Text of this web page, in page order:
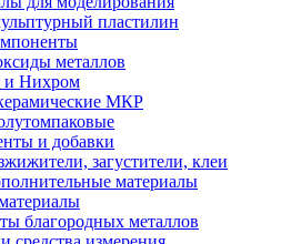
пластилин
металлов
и Нихром
МКР
и добавки
загустители, клеи
материалы
благородных металлов